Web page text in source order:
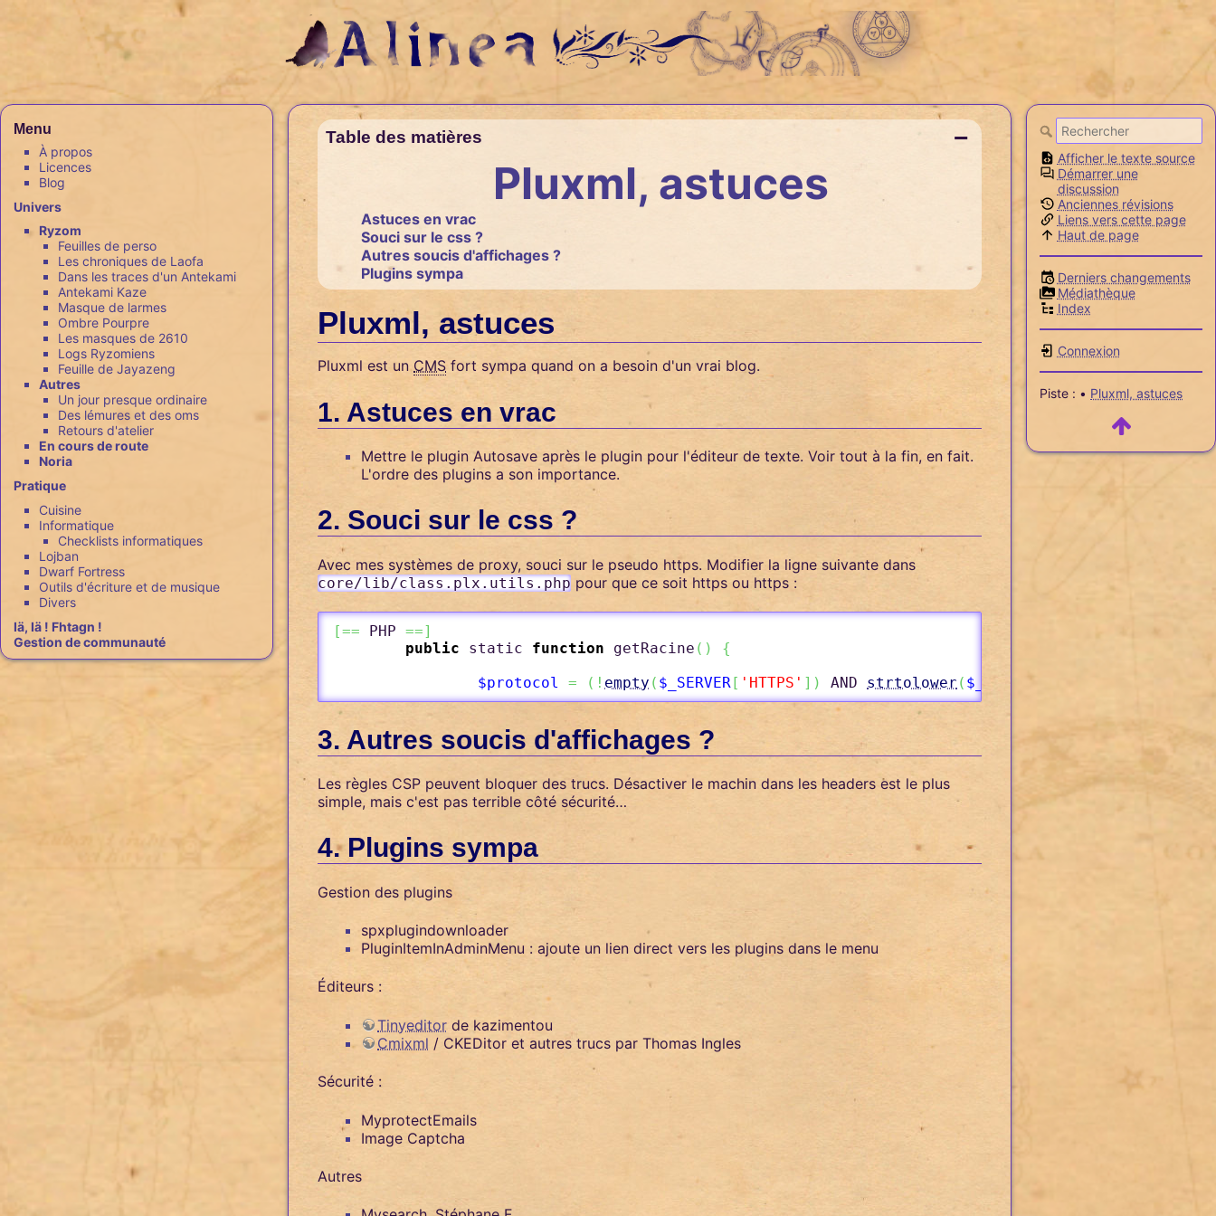
Menu
À propos
Licences
Blog
Univers
Ryzom
Feuilles de perso
Les chroniques de Laofa
Dans les traces d'un Antekami
Antekami Kaze
Masque de larmes
Ombre Pourpre
Les masques de 2610
Logs Ryzomiens
Feuille de Jayazeng
Autres
Un jour presque ordinaire
Des lémures et des oms
Retours d'atelier
En cours de route
Noria
Pratique
Cuisine
Informatique
Checklists informatiques
Lojban
Dwarf Fortress
Outils d'écriture et de musique
Divers
Iä, Iä ! Fhtagn !
Gestion de communauté
−
Table des matières
Pluxml, astuces
Astuces en vrac
Souci sur le css ?
Autres soucis d'affichages ?
Plugins sympa
Pluxml, astuces
Pluxml est unCMS fort sympa quand on a besoin d'un vrai blog.
Astuces en vrac
Mettre le plugin Autosave après le plugin pour l'éditeur de texte. Voir tout à la fin, en fait.
L'ordre des plugins a son importance.
Souci sur le css ?
Avec mes systèmes de proxy, souci sur le pseudo https. Modifier la ligne suivante dans
core/lib/class.plx.utils.php pour que ce soit https ou https :
[== PHP ==]
public static function getRacine ( )
{
$protocol
= ( ! empty ( $_SERVER[ 'HTTPS' ] ) AND strtolower ( $_SERVER
Autres soucis d'affichages ?
Les règles CSP peuvent bloquer des trucs. Désactiver le machin dans les headers est le plus
simple, mais c'est pas terrible côté sécurité…
Plugins sympa
Gestion des plugins
spxplugindownloader
PluginItemInAdminMenu : ajoute un lien direct vers les plugins dans le menu
Éditeurs :
Tinyeditor de kazimentou
Cmixml / CKEDitor et autres trucs par Thomas Ingles
Sécurité :
MyprotectEmails
Image Captcha
Autres
Afficher le texte source
Démarrer une
discussion
Anciennes révisions
Liens vers cette page
Haut de page
Derniers changements
Médiathèque
Index
Connexion
Piste : • Pluxml, astuces